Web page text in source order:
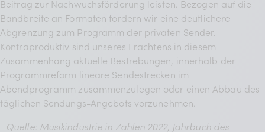
Beitrag zur Nachwuchsförderung leisten. Bezogen auf die
Bandbreite an Formaten fordern wir eine deutlichere
Abgrenzung zum Programm der privaten Sender.
Kontraproduktiv sind unseres Erachtens in diesem
Zusammenhang aktuelle Bestrebungen, innerhalb der
Programmreform lineare Sendestrecken im
Abendprogramm zusammenzulegen oder einen Abbau des
täglichen Sendungs-Angebots vorzunehmen.
Quelle: Musikindustrie in Zahlen 2022, Jahrbuch des